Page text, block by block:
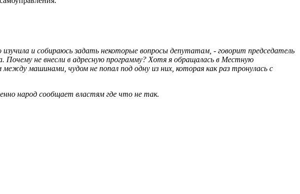
и собираюсь задать некоторые вопросы депутатам, - говорит председатель
Почему не внесли в адресную программу? Хотя я обращалась в Местную
машинами, чудом не попал под одну из них, которая как раз тронулась с
народ сообщает властям где что не так.